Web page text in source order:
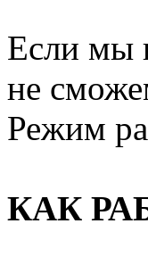
Если мы
не
Режим
КАК